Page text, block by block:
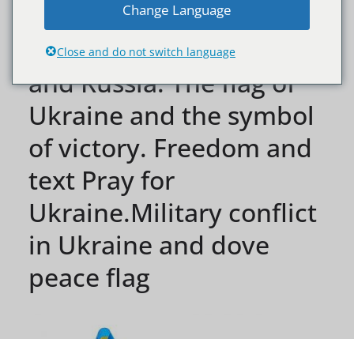
Ukraine war, we stand
Ukraine War Ukraine
and Russia. The flag of
Ukraine and the symbol
of victory. Freedom and
text Pray for
Ukraine.Military conflict
in Ukraine and dove
peace flag
Change Language
Close and do not switch language